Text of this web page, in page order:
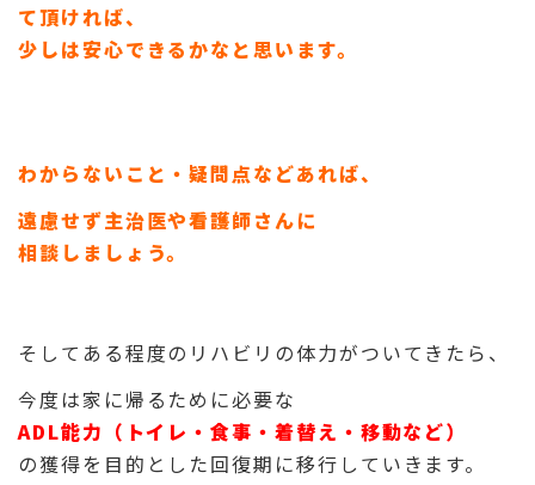
て頂ければ、
少しは安心できるかなと思います。
わからないこと・疑問点などあれば、
遠慮せず主治医や看護師さんに
相談しましょう。
そしてある程度のリハビリの体力がついてきたら、
今度は家に帰るために必要な
ADL能力（トイレ・食事・着替え・移動など）
の獲得を目的とした回復期に移行していきます。